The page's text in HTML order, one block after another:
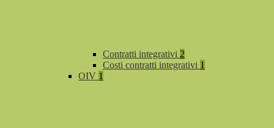
Contratti integrativi 2
Costi contratti integrativi 1
OIV 1